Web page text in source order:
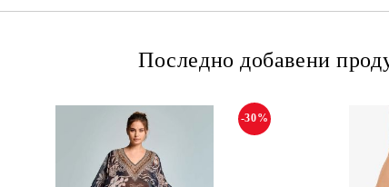
Последно добавени
-30%